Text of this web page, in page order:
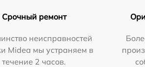
Срочный ремонт
неисправностей
Midea мы устраняем в
течение 2 часов.